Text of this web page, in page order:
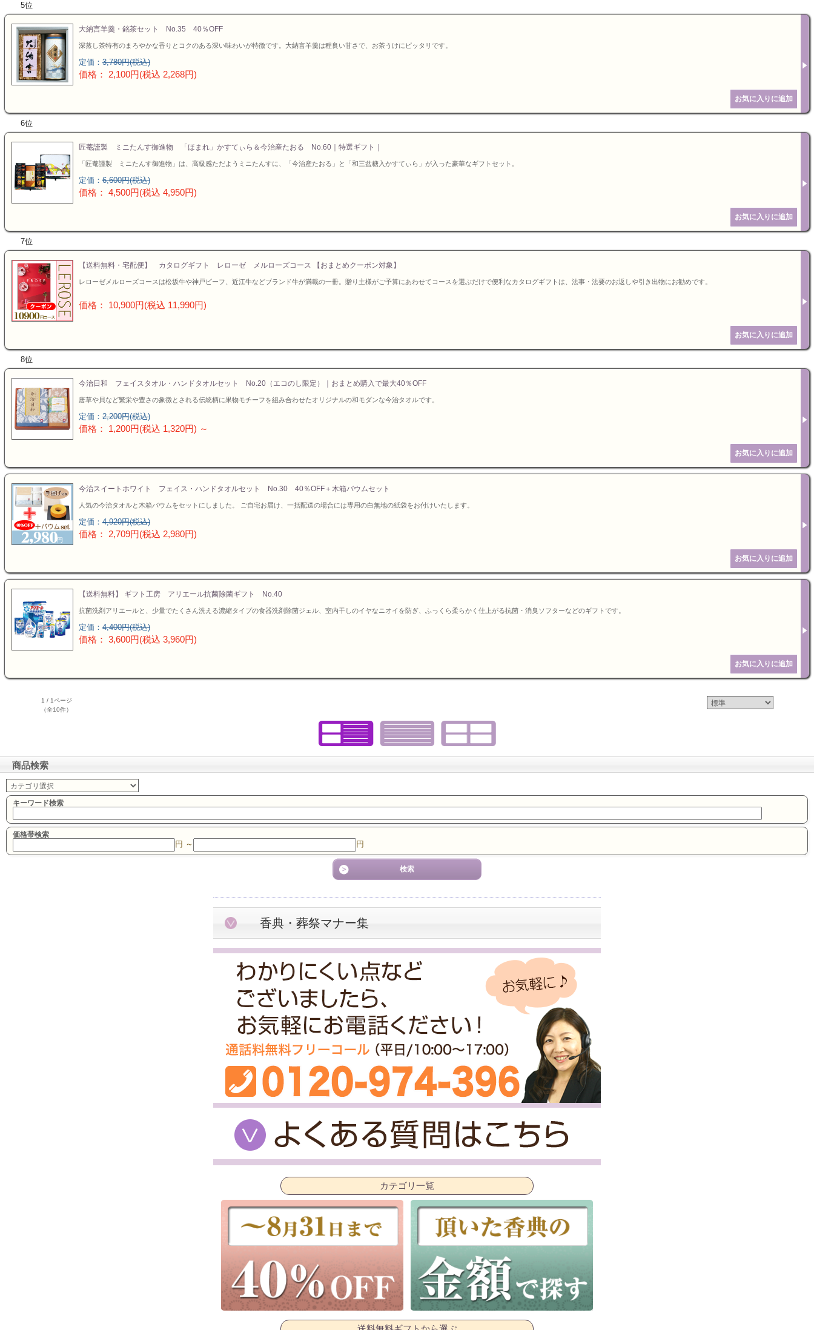
5位
大納言羊羹・銘茶セット No.35 40％OFF
深蒸し茶特有のまろやかな香りとコクのある深い味わいが特徴です。大納言羊羹は程良い甘さで、お茶うけにピッタリです。
定価： 3,780円(税込)
価格： 2,100円(税込 2,268円)
6位
匠菴謹製 ミニたんす御進物 「ほまれ」かすてぃら＆今治産たおる No.60｜特選ギフト｜
「匠菴謹製 ミニたんす御進物」は、高級感ただようミニたんすに、「今治産たおる」と「和三盆糖入かすてぃら」が入った豪華なギフトセット。
定価： 6,600円(税込)
価格： 4,500円(税込 4,950円)
7位
【送料無料・宅配便】 カタログギフト レローゼ メルローズコース 【おまとめクーポン対象】
レローゼメルローズコースは松坂牛や神戸ビーフ、近江牛などブランド牛が満載の一冊。贈り主様がご予算にあわせてコースを選ぶだけで便利なカタログギフトは、法事・法要のお返しや引き出物にお勧めです。
価格： 10,900円(税込 11,990円)
8位
今治日和 フェイスタオル・ハンドタオルセット No.20（エコのし限定）｜おまとめ購入で最大40％OFF
唐草や貝など繁栄や豊さの象徴とされる伝統柄に果物モチーフを組み合わせたオリジナルの和モダンな今治タオルです。
定価： 2,200円(税込)
価格： 1,200円(税込 1,320円) ～
今治スイートホワイト フェイス・ハンドタオルセット No.30 40％OFF＋木箱バウムセット
人気の今治タオルと木箱バウムをセットにしました。 ご自宅お届け、一括配送の場合には専用の白無地の紙袋をお付けいたします。
定価： 4,920円(税込)
価格： 2,709円(税込 2,980円)
【送料無料】 ギフト工房 アリエール抗菌除菌ギフト No.40
抗菌洗剤アリエールと、少量でたくさん洗える濃縮タイプの食器洗剤除菌ジェル、室内干しのイヤなニオイを防ぎ、ふっくら柔らかく仕上がる抗菌・消臭ソフターなどのギフトです。
定価： 4,400円(税込)
価格： 3,600円(税込 3,960円)
1 / 1ページ
（全10件）
商品検索
キーワード検索
価格帯検索
円 ～ 円
香典・葬祭マナー集
カテゴリ一覧